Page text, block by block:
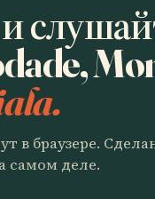
в браузере.
самом деле.